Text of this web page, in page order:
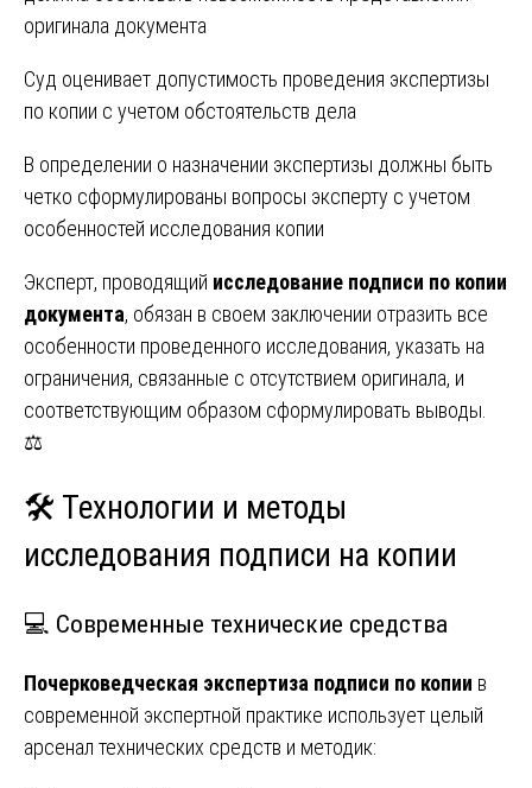
оригинала документа
Суд оценивает допустимость проведения экспертизы
по копии с учетом обстоятельств дела
В определении о назначении экспертизы должны быть
четко сформулированы вопросы эксперту с учетом
особенностей исследования копии
Эксперт, проводящий исследование подписи по копии
документа, обязан в своем заключении отразить все
особенности проведенного исследования, указать на
ограничения, связанные с отсутствием оригинала, и
соответствующим образом сформулировать выводы.
⚖️
🛠️ Технологии и методы
исследования подписи на копии
💻 Современные технические средства
Почерковедческая экспертиза подписи по копии в
современной экспертной практике использует целый
арсенал технических средств и методик: